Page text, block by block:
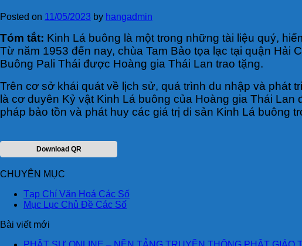
Posted on 11/05/2023 by hangadmin
Tóm tắt: Kinh Lá buông là một trong những tài liệu quý,
Từ năm 1953 đến nay, chùa Tam Bảo tọa lạc tại quận
Buông Pali Thái được Hoàng gia Thái Lan trao tặng.
Trên cơ sở khái quát về lịch sử, quá trình du nhập và phát
là cơ duyên Kỷ vật Kinh Lá buông của Hoàng gia Thái
pháp bảo tồn và phát huy các giá trị di sản Kinh Lá buông
Download QR
CHUYÊN MỤC
Tạp Chí Văn Hoá Các Số
Mục Lục Chủ Đề Các Số
Bài viết mới